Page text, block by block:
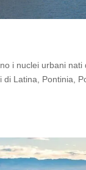
i nuclei urbani
Latina, Pontinia,